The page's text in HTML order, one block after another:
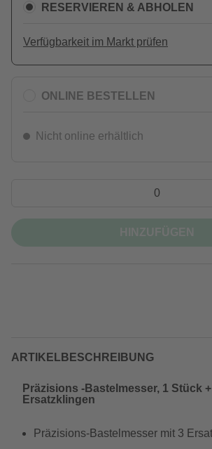
RESERVIEREN & ABHOLEN
Verfügbarkeit im Markt prüfen
ONLINE BESTELLEN
Nicht online erhältlich
ARTIKELBESCHREIBUNG
Präzisions -Bastelmesser, 1 Stück +
Ersatzklingen
Präzisions-Bastelmesser mit 3